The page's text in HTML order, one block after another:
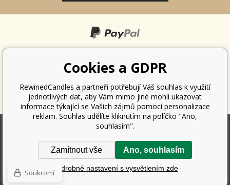
Podle zákona o evidenci tržeb je prodávající povinen vystavit kupujícímu
účtenku. Zároveň je povinen zaevidovat přijatou tržbu u správce daně
online; v případě technického výpadku pak nejpozději do 48 hodin.
Copyright ©
Sklad 2014 s.r.o.2026. Všechna práva vyhrazena.
Cookies a GDPR
RewinedCandles a partneři potřebují Váš souhlas k využití
jednotlivých dat, aby Vám mimo jiné mohli ukazovat
informace týkající se Vašich zájmů pomocí personalizace
reklam. Souhlas udělíte kliknutím na políčko "Ano,
souhlasím".
Zamítnout vše Ano, souhlasím
Podrobné nastavení s vysvětlením zde
Soukromí